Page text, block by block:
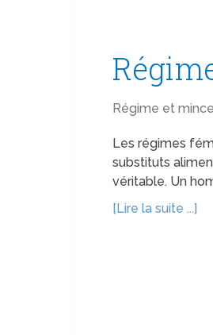
Régime et
Les régimes
substituts
véritable. Un
[Lire la suite ...]